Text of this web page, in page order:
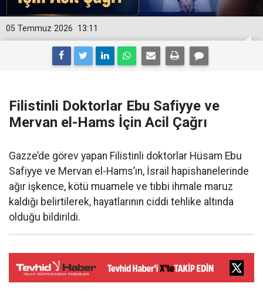
13:11
05 Temmuz 2026
Filistinli Doktorlar Ebu Safiyye ve
Mervan el-Hams İçin Acil Çağrı
Gazze’de görev yapan Filistinli doktorlar Hüsam Ebu
Safiyye ve Mervan el-Hams’ın, İsrail hapishanelerinde
ağır işkence, kötü muamele ve tıbbi ihmale maruz
kaldığı belirtilerek, hayatlarının ciddi tehlike altında
olduğu bildirildi.